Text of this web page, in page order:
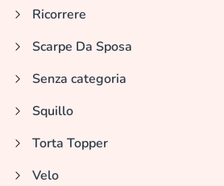
Ricorrere
Scarpe Da Sposa
Senza categoria
Squillo
Torta Topper
Velo